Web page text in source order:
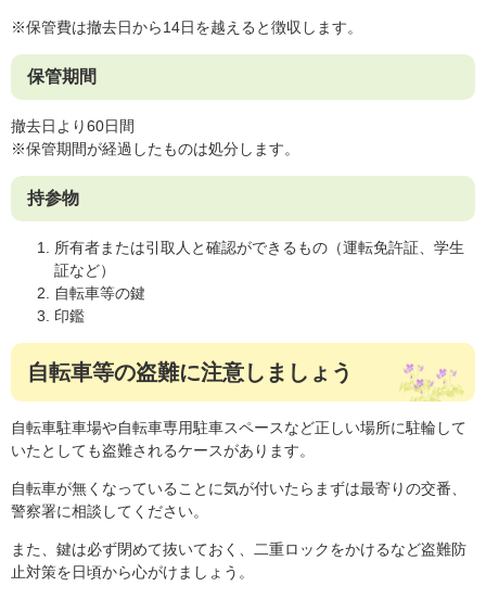
※保管費は撤去日から14日を越えると徴収します。
保管期間
撤去日より60日間
※保管期間が経過したものは処分します。
持参物
所有者または引取人と確認ができるもの（運転免許証、学生
証など）
自転車等の鍵
印鑑
自転車等の盗難に注意しましょう
自転車駐車場や自転車専用駐車スペースなど正しい場所に駐輪して
いたとしても盗難されるケースがあります。
自転車が無くなっていることに気が付いたらまずは最寄りの交番、
警察署に相談してください。
また、鍵は必ず閉めて抜いておく、二重ロックをかけるなど盗難防
止対策を日頃から心がけましょう。